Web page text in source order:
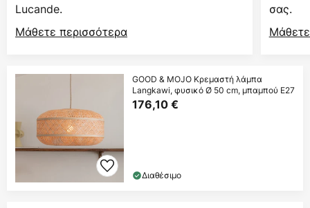
Lucande.
Μάθετε περισσότερα
σας.
GOOD & MOJO Κρεμαστή λάμπα
Langkawi, φυσικό Ø 50 cm, μπαμπού E27
176,10 €
Διαθέσιμο